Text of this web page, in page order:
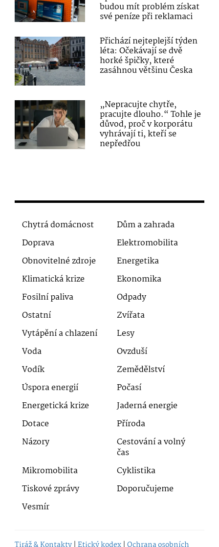
budou mít problém získat
své peníze při reklamaci
Přichází nejteplejší týden
léta: Očekávají se dvě
horké špičky, které
zasáhnou většinu Česka
„Nepracujte chytře,
pracujte dlouho.“ Tohle je
důvod, proč v korporátu
vyhrávají ti, kteří se
nepředřou
Chytrá domácnost
Dům a zahrada
Doprava
Elektromobilita
Obnovitelné zdroje
Energetika
Klimatická krize
Ekonomika
Fosilní paliva
Odpady
Ostatní
Zvířata
Vytápění a chlazení
Lesy
Voda
Ovzduší
Vodík
Zemědělství
Úspora energií
Počasí
Energetická krize
Jaderná energie
Dotace
Příroda
Názory
Cestování a volný
čas
Mikromobilita
Cyklistika
Tiskové zprávy
Doporučujeme
Vesmír